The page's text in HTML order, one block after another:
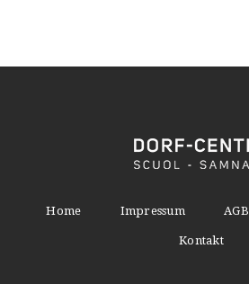
Home Impressum AGB
Kontakt